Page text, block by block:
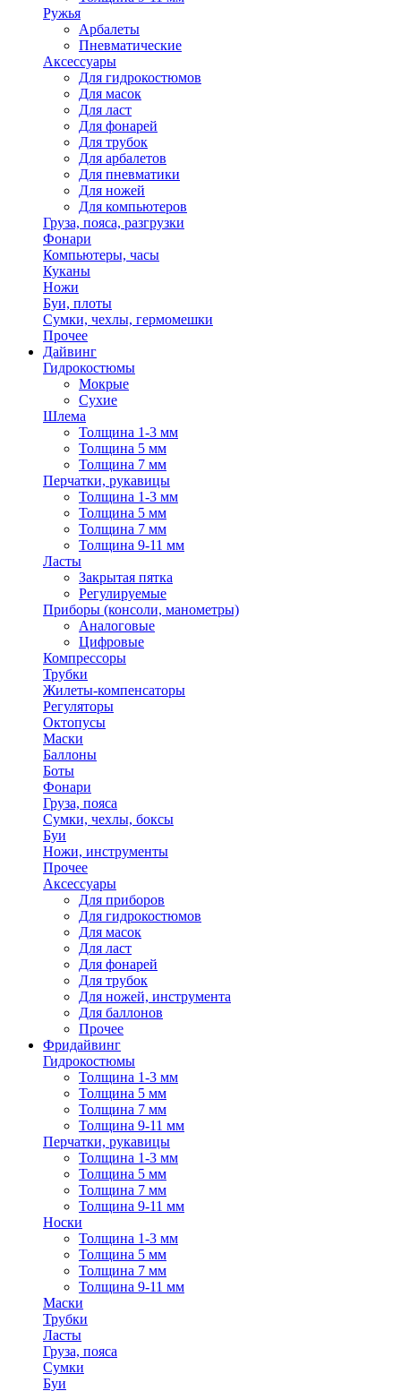
Ружья
Арбалеты
Пневматические
Аксессуары
Для гидрокостюмов
Для масок
Для ласт
Для фонарей
Для трубок
Для арбалетов
Для пневматики
Для ножей
Для компьютеров
Груза, пояса, разгрузки
Фонари
Компьютеры, часы
Куканы
Ножи
Буи, плоты
Сумки, чехлы, гермомешки
Прочее
Дайвинг
Гидрокостюмы
Мокрые
Сухие
Шлема
Толщина 1-3 мм
Толщина 5 мм
Толщина 7 мм
Перчатки, рукавицы
Толщина 1-3 мм
Толщина 5 мм
Толщина 7 мм
Толщина 9-11 мм
Ласты
Закрытая пятка
Регулируемые
Приборы (консоли, манометры)
Аналоговые
Цифровые
Компрессоры
Трубки
Жилеты-компенсаторы
Регуляторы
Октопусы
Маски
Баллоны
Боты
Фонари
Груза, пояса
Сумки, чехлы, боксы
Буи
Ножи, инструменты
Прочее
Аксессуары
Для приборов
Для гидрокостюмов
Для масок
Для ласт
Для фонарей
Для трубок
Для ножей, инструмента
Для баллонов
Прочее
Фридайвинг
Гидрокостюмы
Толщина 1-3 мм
Толщина 5 мм
Толщина 7 мм
Толщина 9-11 мм
Перчатки, рукавицы
Толщина 1-3 мм
Толщина 5 мм
Толщина 7 мм
Толщина 9-11 мм
Носки
Толщина 1-3 мм
Толщина 5 мм
Толщина 7 мм
Толщина 9-11 мм
Маски
Трубки
Ласты
Груза, пояса
Сумки
Буи